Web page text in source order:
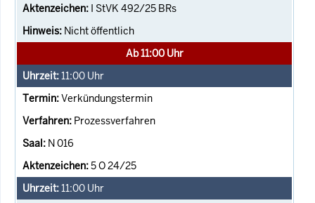
I StVK 492/25 BRs
Nicht öffentlich
Ab 11:00 Uhr
11:00 Uhr
Verkündungstermin
Prozessverfahren
N 016
5 O 24/25
11:00 Uhr